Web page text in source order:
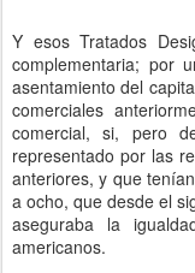
Y esos Tratados
complementaria; por
asentamiento del
comerciales
comercial, si, pero
representado por las
anteriores, y que
a ocho, que desde el
aseguraba la
americanos.